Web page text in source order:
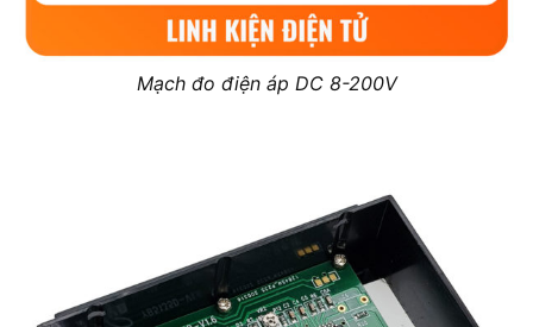
Mạch đo điện áp DC 8-200V